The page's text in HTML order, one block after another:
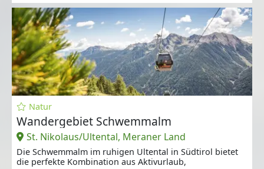
Natur
Wandergebiet Schwemmalm
St. Nikolaus/Ultental, Meraner Land
Die Schwemmalm im ruhigen Ultental in Südtirol bietet
die perfekte Kombination aus Aktivurlaub,